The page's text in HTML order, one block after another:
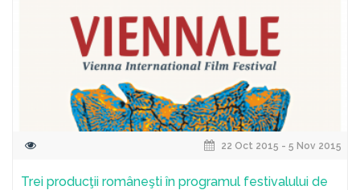
22 Oct 2015 - 5 Nov 2015
Trei producţii româneşti în programul festivalului de